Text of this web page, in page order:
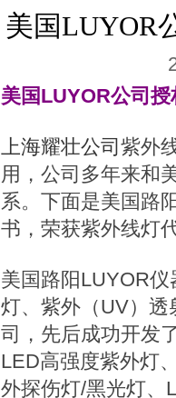
美国LUYOR
美国LUYOR公司
上海耀壮公司 紫外
用，公司多年来和
系。下面是美国路
书，荣获紫外线灯
美国路阳LUYOR
灯、紫外（UV）
司，先后成功开发
LED高强度紫外灯
外探伤灯/黑光灯、